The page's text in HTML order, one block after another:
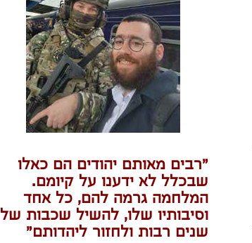
"רבים מאותם יהודים הם כאלו
שבכלל לא ידענו על קיומם.
המלחמה גרמה להם, כל אחד
וסיבותיו שלו, להשיל שכבות של
שנים רבות ולחזור ליהדותם"